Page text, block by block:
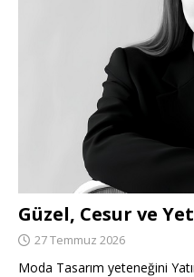
Güzel, Cesur ve
27 Temmuz 2026
Moda Tasarım yeteneğini